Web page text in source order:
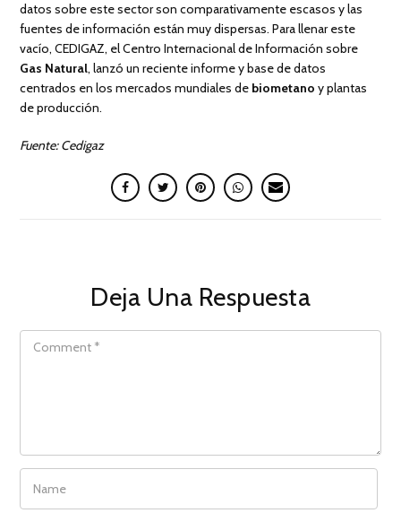
datos sobre este sector son comparativamente escasos y las
fuentes de información están muy dispersas. Para llenar este
vacío, CEDIGAZ, el Centro Internacional de Información sobre
Gas Natural, lanzó un reciente informe y base de datos
centrados en los mercados mundiales de biometano y plantas
de producción.
Fuente: Cedigaz
Deja Una Respuesta
COMMENT
NAME